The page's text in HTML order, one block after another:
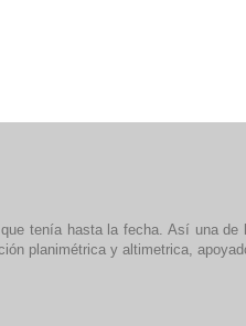
tenía hasta la fecha. Así una de
planimétrica y altimetrica,